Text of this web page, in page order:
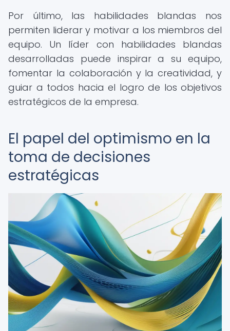
Por último, las habilidades blandas nos
permiten liderar y motivar a los miembros del
equipo. Un líder con habilidades blandas
desarrolladas puede inspirar a su equipo,
fomentar la colaboración y la creatividad, y
guiar a todos hacia el logro de los objetivos
estratégicos de la empresa.
El papel del optimismo en la
toma de decisiones
estratégicas